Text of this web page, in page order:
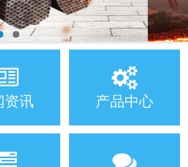
资讯 产品中心